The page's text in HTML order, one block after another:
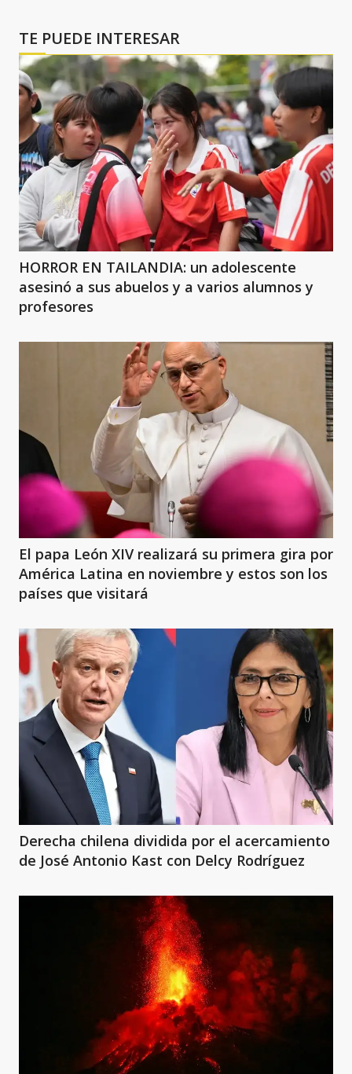
TE PUEDE INTERESAR
HORROR EN TAILANDIA: un adolescente
asesinó a sus abuelos y a varios alumnos y
profesores
El papa León XIV realizará su primera gira por
América Latina en noviembre y estos son los
países que visitará
Derecha chilena dividida por el acercamiento
de José Antonio Kast con Delcy Rodríguez